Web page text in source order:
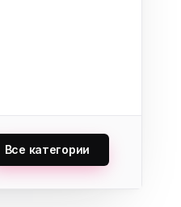
Все категории